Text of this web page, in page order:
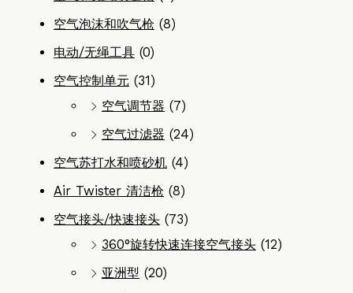
空气泡沫和吹气枪 (8)
电动/无绳工具 (0)
空气控制单元 (31)
空气调节器 (7)
空气过滤器 (24)
空气苏打水和喷砂机 (4)
Air Twister 清洁枪 (8)
空气接头/快速接头 (73)
360°旋转快速连接空气接头 (12)
亚洲型 (20)